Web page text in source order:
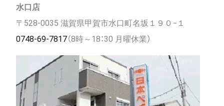
水口店
〒528-0035 滋賀県甲賀市水口町名坂１９０−１
0748-69-7817（8時～18：30 月曜休業）